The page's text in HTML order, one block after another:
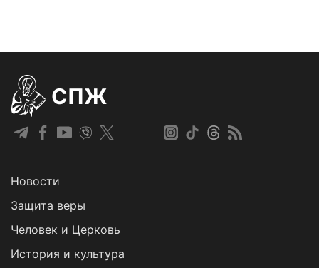
СПЖ
Новости
Защита веры
Человек и Церковь
История и культура